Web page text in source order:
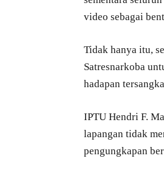
video sebagai
Tidak hanya itu,
Satresnarkoba
hadapan
IPTU Hendri F.
lapangan tidak
pengungkapan